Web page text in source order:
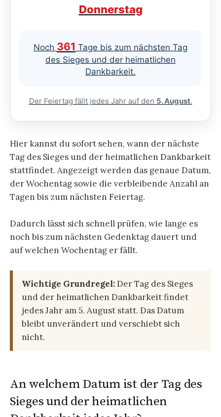
Donnerstag
Noch 361 Tage bis zum nächsten Tag
des Sieges und der heimatlichen
Dankbarkeit.
Der Feiertag fällt jedes Jahr auf den 5. August.
Hier kannst du sofort sehen, wann der nächste
Tag des Sieges und der heimatlichen Dankbarkeit
stattfindet. Angezeigt werden das genaue Datum,
der Wochentag sowie die verbleibende Anzahl an
Tagen bis zum nächsten Feiertag.
Dadurch lässt sich schnell prüfen, wie lange es
noch bis zum nächsten Gedenktag dauert und
auf welchen Wochentag er fällt.
Wichtige Grundregel:Der Tag des Sieges
und der heimatlichen Dankbarkeit findet
jedes Jahr am 5. August statt. Das Datum
bleibt unverändert und verschiebt sich
nicht.
An welchem Datum ist der Tag des
Sieges und der heimatlichen